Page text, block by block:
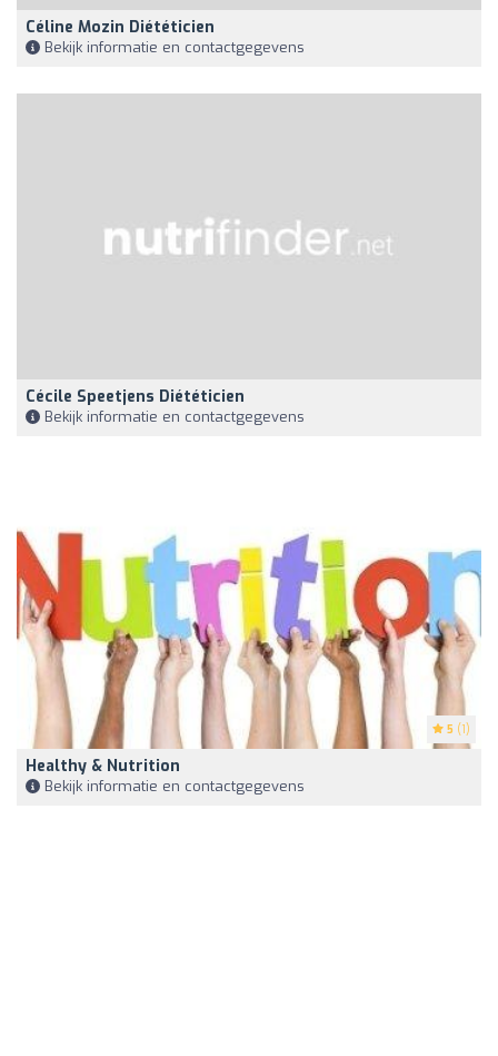
Céline Mozin Diététicien
Bekijk informatie en contactgegevens
Cécile Speetjens Diététicien
Bekijk informatie en contactgegevens
5 (1)
Healthy & Nutrition
Bekijk informatie en contactgegevens